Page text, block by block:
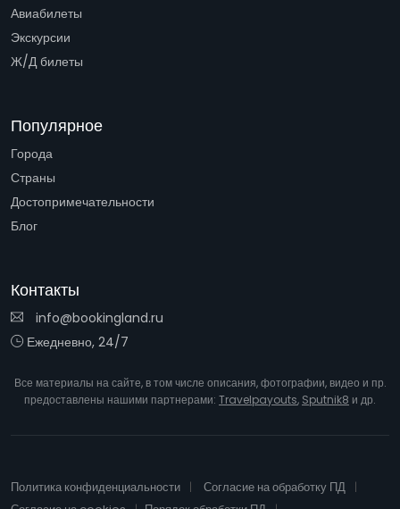
Авиабилеты
Экскурсии
Ж/Д билеты
Популярное
Города
Страны
Достопримечательности
Блог
Контакты
info@bookingland.ru
Ежедневно, 24/7
Все материалы на сайте, в том числе описания, фотографии, видео и пр.
предоставлены нашими партнерами: Travelpayouts, Sputnik8 и др.
Политика конфиденциальности
Согласие на обработку ПД